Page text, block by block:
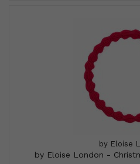
by Eloise
by Eloise London -